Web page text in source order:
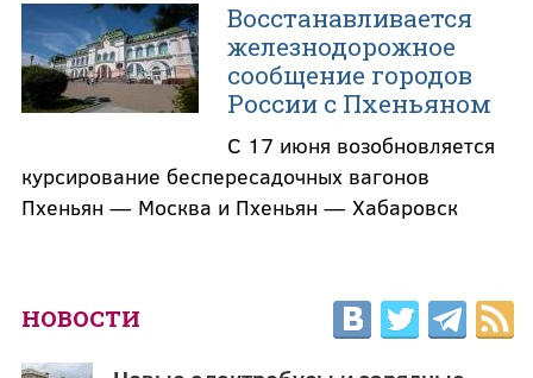
Восстанавливается
железнодорожное
сообщение городов
России с Пхеньяном
С 17 июня возобновляется
курсирование беспересадочных вагонов
Пхеньян — Москва и Пхеньян — Хабаровск
НОВОСТИ